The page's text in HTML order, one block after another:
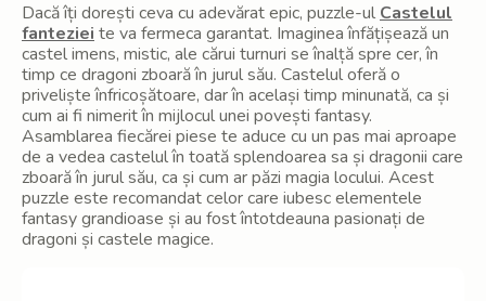
Dacă îți dorești ceva cu adevărat epic, puzzle-ul Castelul
fanteziei te va fermeca garantat. Imaginea înfățișează un
castel imens, mistic, ale cărui turnuri se înalță spre cer, în
timp ce dragoni zboară în jurul său. Castelul oferă o
priveliște înfricoșătoare, dar în același timp minunată, ca și
cum ai fi nimerit în mijlocul unei povești fantasy.
Asamblarea fiecărei piese te aduce cu un pas mai aproape
de a vedea castelul în toată splendoarea sa și dragonii care
zboară în jurul său, ca și cum ar păzi magia locului. Acest
puzzle este recomandat celor care iubesc elementele
fantasy grandioase și au fost întotdeauna pasionați de
dragoni și castele magice.